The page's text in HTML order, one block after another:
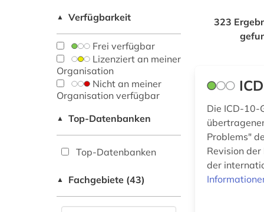
▲ Verfügbarkeit
Frei verfügbar
Lizenziert an meiner
Organisation
Nicht an meiner
Organisation verfügbar
▲ Top-Datenbanken
Top-Datenbanken
▲ Fachgebiete (43)
323
Die ICD-10-
Problems"
Revision
der